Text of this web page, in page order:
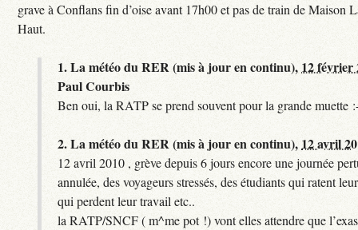
grave à Conflans fin d’oise avant 17h00 et pas de train de Maison
Haut.
1.La météo du RER (mis à jour en continu), 12 février
Paul Courbis
Ben oui, la RATP se prend souvent pour la grande muette
2.La météo du RER (mis à jour en continu), 12 avril
12 avril 2010 , grève depuis 6 jours encore une journée
annulée, des voyageurs stressés, des étudiants qui ratent
qui perdent leur travail etc..
la RATP/SNCF ( m^me pot !) vont elles attendre que